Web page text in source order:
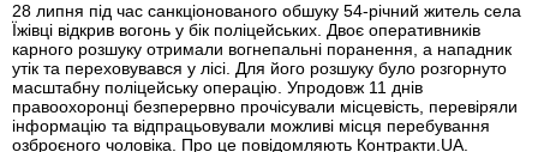
28 липня під час санкціонованого обшуку 54-річний житель села
Їжівці відкрив вогонь у бік поліцейських. Двоє оперативників
карного розшуку отримали вогнепальні поранення, а нападник
утік та переховувався у лісі. Для його розшуку було розгорнуто
масштабну поліцейську операцію. Упродовж 11 днів
правоохоронці безперервно прочісували місцевість, перевіряли
інформацію та відпрацьовували можливі місця перебування
озброєного чоловіка. Про це повідомляють Контракти.UA.